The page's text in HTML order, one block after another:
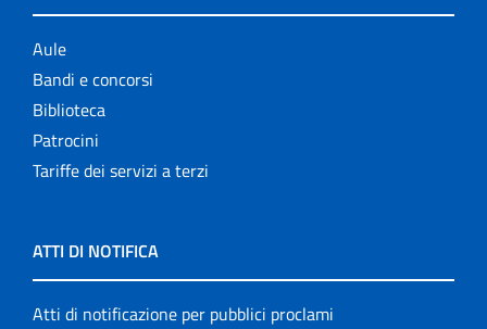
Aule
Bandi e concorsi
Biblioteca
Patrocini
Tariffe dei servizi a terzi
ATTI DI NOTIFICA
Atti di notificazione per pubblici proclami